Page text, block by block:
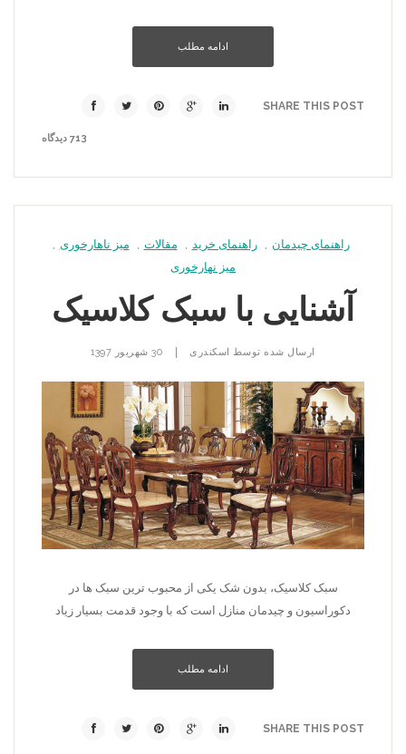
ادامه مطلب
SHARE THIS POST
713 دیدگاه
راهنمای چیدمان راهنمای خرید مقالات میز ناهارخوری
میز نهارخوری
آشنایی با سبک کلاسیک
ارسال شده توسط اسکندری 30 شهریور 1397
سبک کلاسیک، بدون شک یکی از محبوب ترین سبک ها در
دکوراسیون و چیدمان منازل است که با وجود قدمت بسیار زیاد
ادامه مطلب
SHARE THIS POST